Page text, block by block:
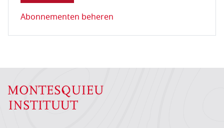
Abonnementen beheren